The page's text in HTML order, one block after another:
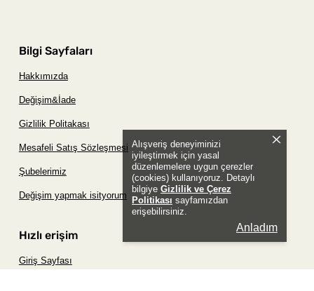
Alışveriş deneyiminizi
iyileştirmek için yasal
düzenlemelere uygun çerezler
(cookies) kullanıyoruz. Detaylı
bilgiye Gizlilik ve Çerez
Politikası sayfamızdan
erişebilirsiniz.
Anladım
Bilgi Sayfaları
Hakkımızda
Değişim&İade
Gizlilik Politakası
Mesafeli Satış Sözleşmesi
Şubelerimiz
Değişim yapmak isityorum
Hızlı erişim
Giriş Sayfası